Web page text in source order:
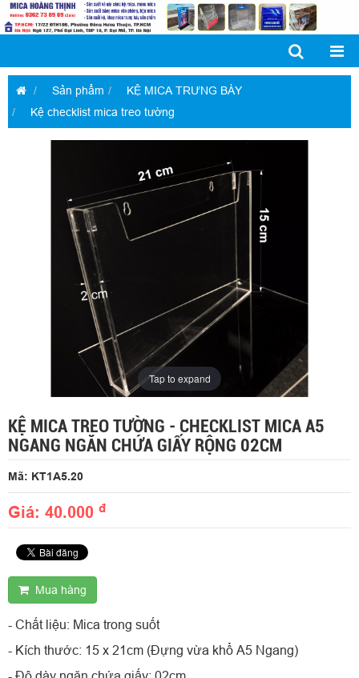
Sản phẩm
KỆ MICA TRƯNG BÀY
Kệ checklist mica treo tường
Tap to expand
KỆ MICA TREO TƯỜNG - CHECKLIST MICA A5
NGANG NGĂN CHỨA GIẤY RỘNG 02CM
Mã: KT1A5.20
Giá: 40.000 đ
Mua hàng
- Chất liệu: Mica trong suốt
- Kích thước: 15 x 21cm (Đựng vừa khổ A5 Ngang)